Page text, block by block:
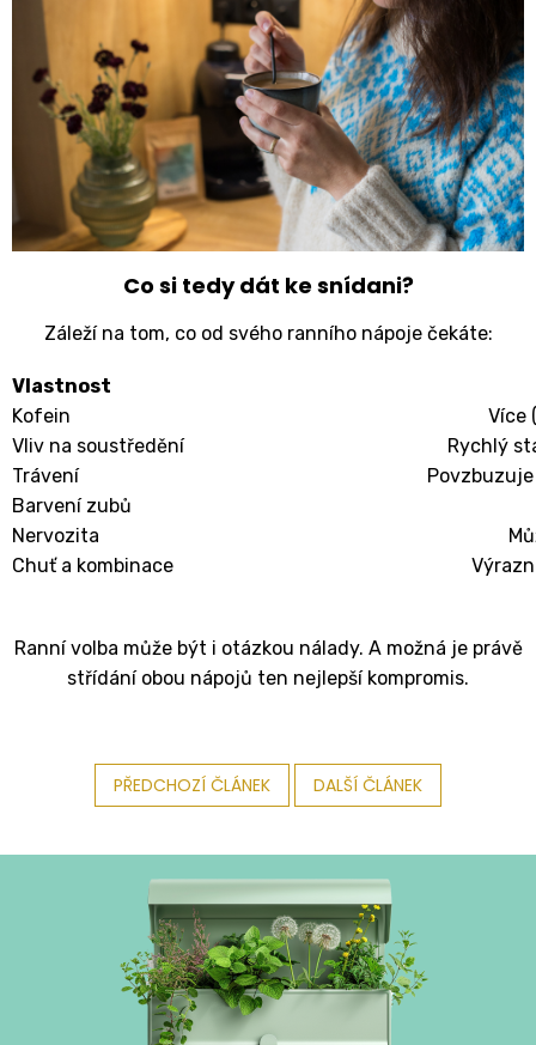
Co si tedy dát ke snídani?
Záleží na tom, co od svého ranního nápoje čekáte:
Vlastnost
Kofein
Více
Vliv na soustředění
Rychlý
Trávení
Barvení zubů
Nervozita
Chuť a kombinace
Ranní volba může být i otázkou nálady. A možná je právě
střídání obou nápojů ten nejlepší kompromis.
PŘEDCHOZÍ ČLÁNEK DALŠÍ ČLÁNEK